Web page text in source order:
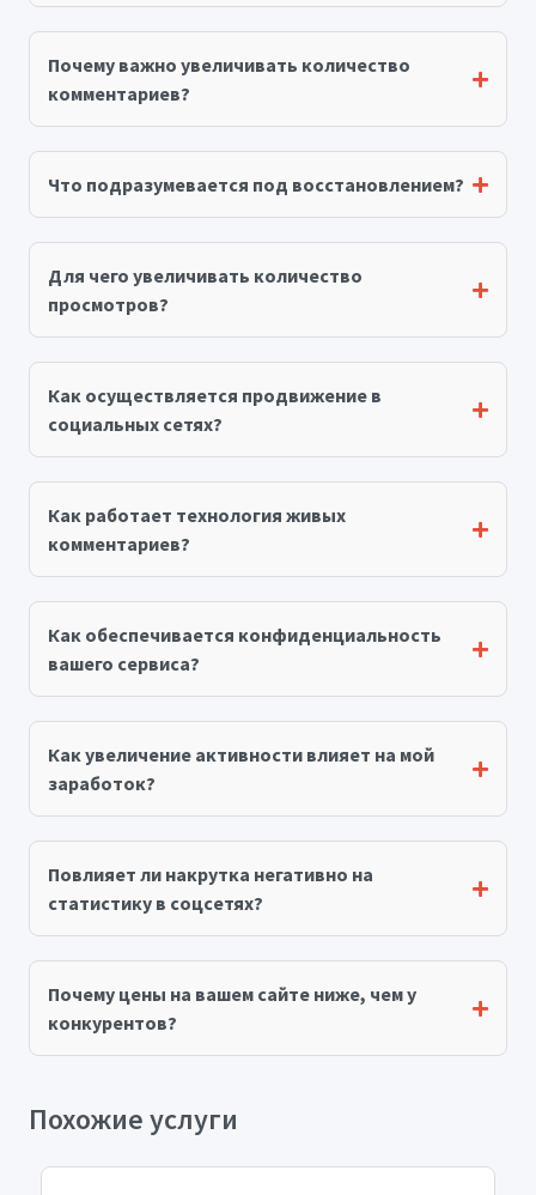
Почему важно увеличивать количество
комментариев?
Что подразумевается под восстановлением?
Для чего увеличивать количество
просмотров?
Как осуществляется продвижение в
социальных сетях?
Как работает технология живых
комментариев?
Как обеспечивается конфиденциальность
вашего сервиса?
Как увеличение активности влияет на мой
заработок?
Повлияет ли накрутка негативно на
статистику в соцсетях?
Почему цены на вашем сайте ниже, чем у
конкурентов?
Похожие услуги